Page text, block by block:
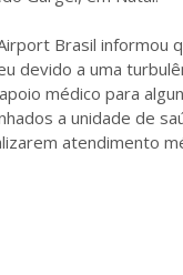
Brasil informou
devido a uma
médico para
a unidade de
atendimento